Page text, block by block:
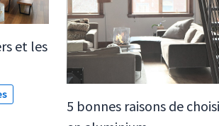
et les
5 bonnes raisons de